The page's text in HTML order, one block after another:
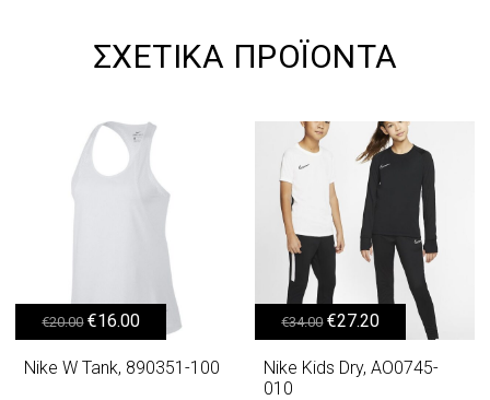
ΣΧΕΤΙΚΆ ΠΡΟΪΌΝΤΑ
€20.00 Original price was: €20.00.
€16.00Η τρέχουσα τιμή είναι: €16.00.
Nike W Tank, 890351-100
€34.00 Original price was: €34.00.
€27.20Η τρέχουσα τιμή είναι: €27.20.
Nike Kids Dry, AO0745-
010